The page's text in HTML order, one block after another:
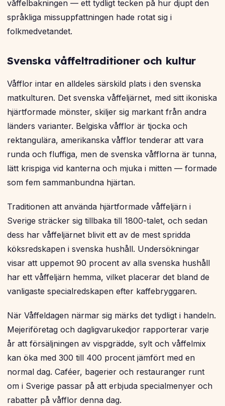
våffelbakningen — ett tydligt tecken på hur djupt den
språkliga missuppfattningen hade rotat sig i
folkmedvetandet.
Svenska våffeltraditioner och kultur
Våfflor intar en alldeles särskild plats i den svenska
matkulturen. Det svenska våffeljärnet, med sitt ikoniska
hjärtformade mönster, skiljer sig markant från andra
länders varianter. Belgiska våfflor är tjocka och
rektangulära, amerikanska våfflor tenderar att vara
runda och fluffiga, men de svenska våfflorna är tunna,
lätt krispiga vid kanterna och mjuka i mitten — formade
som fem sammanbundna hjärtan.
Traditionen att använda hjärtformade våffeljärn i
Sverige sträcker sig tillbaka till 1800-talet, och sedan
dess har våffeljärnet blivit ett av de mest spridda
köksredskapen i svenska hushåll. Undersökningar
visar att uppemot 90 procent av alla svenska hushåll
har ett våffeljärn hemma, vilket placerar det bland de
vanligaste specialredskapen efter kaffebryggaren.
När Våffeldagen närmar sig märks det tydligt i handeln.
Mejeriföretag och dagligvarukedjor rapporterar varje
år att försäljningen av vispgrädde, sylt och våffelmix
kan öka med 300 till 400 procent jämfört med en
normal dag. Caféer, bagerier och restauranger runt
om i Sverige passar på att erbjuda specialmenyer och
rabatter på våfflor denna dag.